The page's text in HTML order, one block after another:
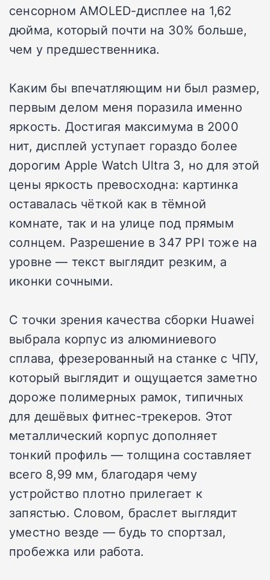
сенсорном AMOLED-дисплее на 1,62
дюйма, который почти на 30% больше,
чем у предшественника.
Каким бы впечатляющим ни был размер,
первым делом меня поразила именно
яркость. Достигая максимума в 2000
нит, дисплей уступает гораздо более
дорогим Apple Watch Ultra 3, но для этой
цены яркость превосходна: картинка
оставалась чёткой как в тёмной
комнате, так и на улице под прямым
солнцем. Разрешение в 347 PPI тоже на
уровне — текст выглядит резким, а
иконки сочными.
С точки зрения качества сборки Huawei
выбрала корпус из алюминиевого
сплава, фрезерованный на станке с ЧПУ,
который выглядит и ощущается заметно
дороже полимерных рамок, типичных
для дешёвых фитнес-трекеров. Этот
металлический корпус дополняет
тонкий профиль — толщина составляет
всего 8,99 мм, благодаря чему
устройство плотно прилегает к
запястью. Словом, браслет выглядит
уместно везде — будь то спортзал,
пробежка или работа.